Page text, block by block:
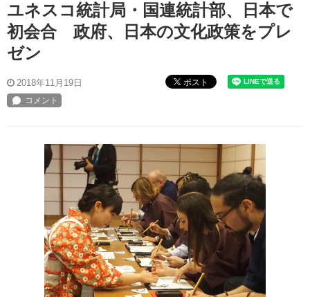
ユネスコ統計局・国連統計部、日本で
初会合 政府、日本の文化政策をプレ
ゼン
2018年11月19日 ポスト